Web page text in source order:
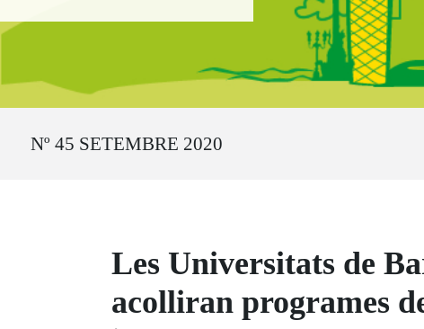
Nº 45 SETEMBRE 2020
Les Universitats de
acolliran programes